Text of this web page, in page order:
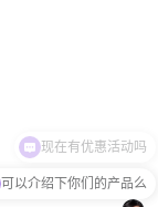
可以介绍下你们的产品么